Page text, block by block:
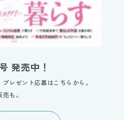
発売中！
レゼント応募はこちらから。
も。